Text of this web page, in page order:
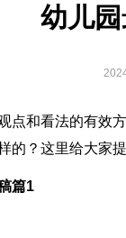
幼儿
点和看法的有效
的？这里给大家
篇1